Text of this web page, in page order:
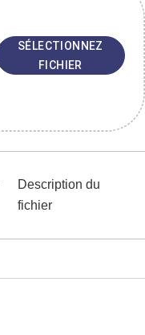
Description du
fichier
SÉLECTIONNEZ
FICHIER